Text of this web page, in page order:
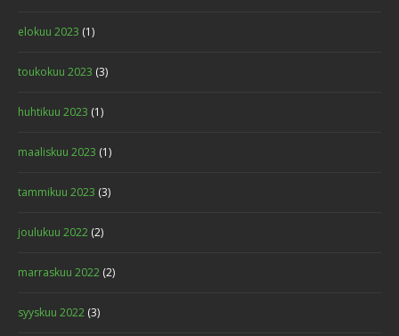
Design
Cards, Graphics
elokuu 2023 (1)
toukokuu 2023 (3)
huhtikuu 2023 (1)
maaliskuu 2023 (1)
tammikuu 2023 (3)
joulukuu 2022 (2)
marraskuu 2022 (2)
syyskuu 2022 (3)